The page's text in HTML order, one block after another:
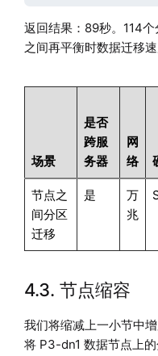
返回结果：89秒。114
之间再平衡时数据迁移
场景
是否
跨服
务器
网
络
节点之
间分区
迁移
是
万
兆
4.3. 节点缩容
我们将缩减上一小节中
将 P3-dn1 数据节点上